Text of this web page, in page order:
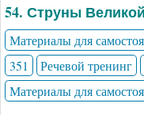
54. Струны
Материалы для
351
Речевой тренинг
Материалы для